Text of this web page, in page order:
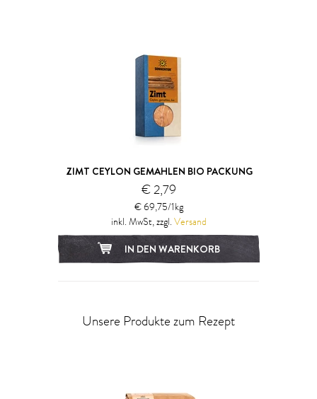
ZIMT CEYLON GEMAHLEN BIO PACKUNG
€ 2,79
€ 69,75/1kg
inkl. MwSt, zzgl. Versand
IN DEN WARENKORB
Unsere Produkte zum Rezept